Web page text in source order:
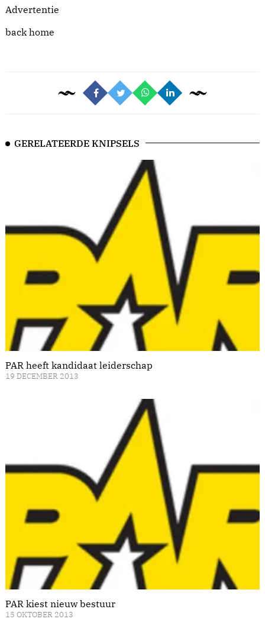
Advertentie
back home
GERELATEERDE KNIPSELS
PAR heeft kandidaat leiderschap
19 DECEMBER 2013
PAR kiest nieuw bestuur
15 OKTOBER 2013